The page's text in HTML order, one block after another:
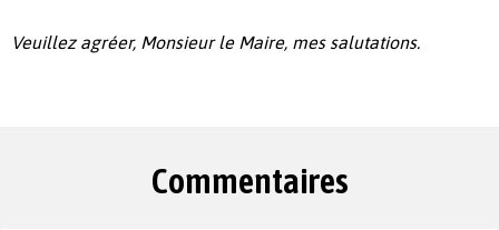
Veuillez agréer, Monsieur le Maire, mes salutations.
Commentaires